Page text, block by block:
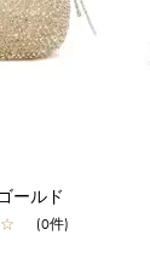
ールド
☆ (0件)